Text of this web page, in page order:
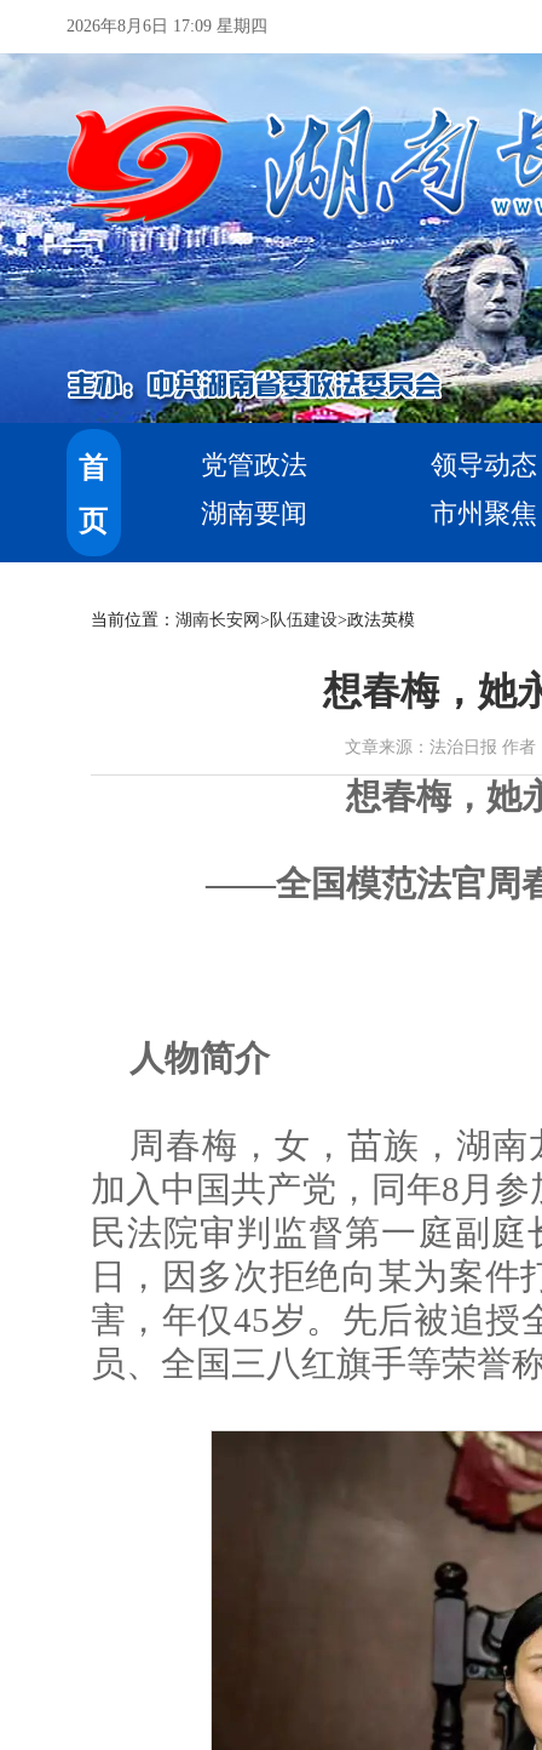
2026年8月6日 17:09 星期四
首
页
党管政法
领导动态
湖南要闻
市州聚焦
当前位置： 湖南长安网 > 队伍建设>政法英模
想春梅，她
文章来源：法治日报 作者
想春梅，她
——全国模范法官周
人物简介
周春梅，女，苗族，湖南
加入中国共产党，同年8月
民法院审判监督第一庭副
日，因多次拒绝向某为案件
害，年仅45岁。先后被追授
员、全国三八红旗手等荣誉